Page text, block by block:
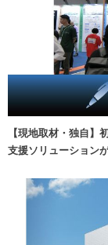
【現地取材・独自
支援ソリューション